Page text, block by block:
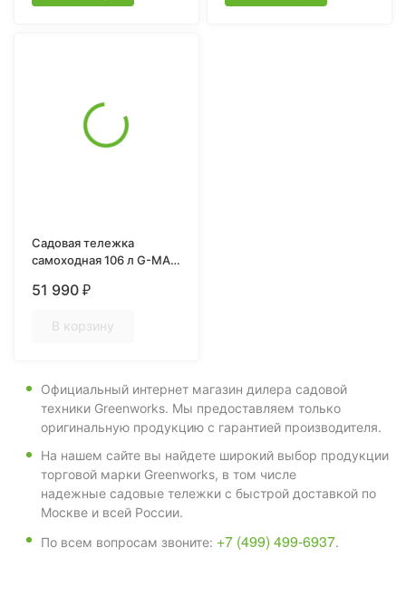
Садовая тележка
самоходная 106 л G-MAX
51 990 ₽
В корзину
Официальный интернет магазин дилера садовой
техники Greenworks. Мы предоставляем только
оригинальную продукцию с гарантией производителя.
На нашем сайте вы найдете широкий выбор продукции
торговой марки Greenworks, в том числе
надежные садовые тележки с быстрой доставкой по
Москве и всей России.
По всем вопросам звоните: +7 (499) 499-6937.